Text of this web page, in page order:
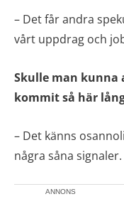
– Det får andra
vårt uppdrag och
Skulle man kunna
kommit så här
– Det känns
några såna signaler.
ANNONS